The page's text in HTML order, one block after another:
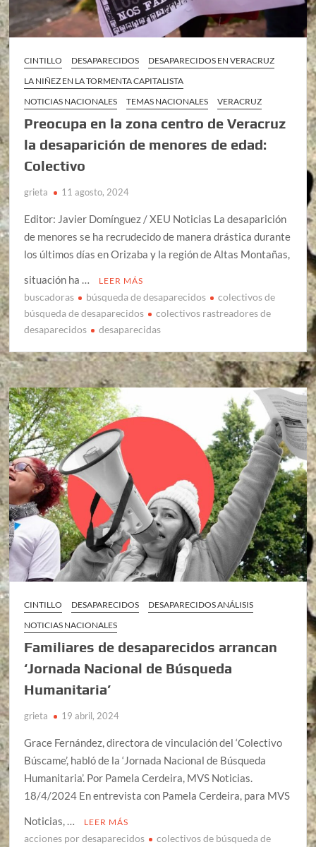
CINTILLO DESAPARECIDOS
DESAPARECIDOS EN VERACRUZ
LA NIÑEZ EN LA TORMENTA CAPITALISTA
NOTICIAS NACIONALES
TEMAS NACIONALES VERACRUZ
Preocupa en la zona centro de Veracruz
la desaparición de menores de edad:
Colectivo
grieta 11 agosto, 2024
Editor: Javier Domínguez / XEU Noticias La desaparición
de menores se ha recrudecido de manera drástica durante
los últimos días en Orizaba y la región de Altas Montañas,
situación ha …
LEER MÁS
buscadoras búsqueda de desaparecidos
colectivos de
búsqueda de desaparecidos
colectivos rastreadores de
desaparecidos
desaparecidas
CINTILLO DESAPARECIDOS
DESAPARECIDOS ANÁLISIS
NOTICIAS NACIONALES
Familiares de desaparecidos arrancan
‘Jornada Nacional de Búsqueda
Humanitaria’
grieta 19 abril, 2024
Grace Fernández, directora de vinculación del ‘Colectivo
Búscame’, habló de la ‘Jornada Nacional de Búsqueda
Humanitaria’. Por Pamela Cerdeira, MVS Noticias.
18/4/2024 En entrevista con Pamela Cerdeira, para MVS
Noticias, …
LEER MÁS
acciones por desaparecidos
colectivos de búsqueda de